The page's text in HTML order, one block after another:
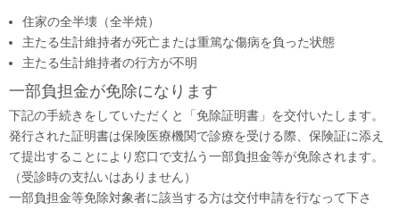
住家の全半壊（全半焼）
主たる生計維持者が死亡または重篤な傷病を負った状態
主たる生計維持者の行方が不明
一部負担金が免除になります
下記の手続きをしていただくと「免除証明書」を交付いたします。
発行された証明書は保険医療機関で診療を受ける際、保険証に添え
て提出することにより窓口で支払う一部負担金等が免除されます。
（受診時の支払いはありません）
一部負担金等免除対象者に該当する方は交付申請を行なって下さ